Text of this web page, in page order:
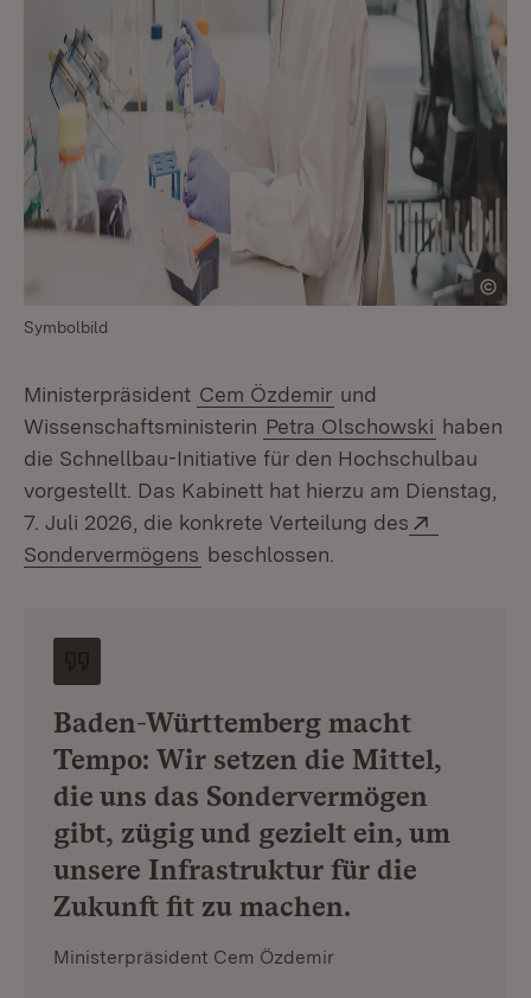
Symbolbild
Ministerpräsident Cem Özdemir und
Wissenschaftsministerin Petra Olschowski haben
die Schnellbau-Initiative für den Hochschulbau
vorgestellt. Das Kabinett hat hierzu am Dienstag,
7. Juli 2026, die konkrete Verteilung des
Sondervermögens (Öffnet in neuem Fenster)
beschlossen.
Baden-Württemberg macht
Tempo: Wir setzen die Mittel,
die uns das Sondervermögen
gibt, zügig und gezielt ein, um
unsere Infrastruktur für die
Zukunft fit zu machen.
Ministerpräsident Cem Özdemir